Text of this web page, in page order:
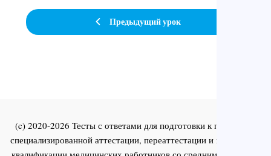
Предыдущий урок
(c) 2020-2026 Тесты с ответами для подготовки к первичной
специализированной аттестации, переаттестации и повышения